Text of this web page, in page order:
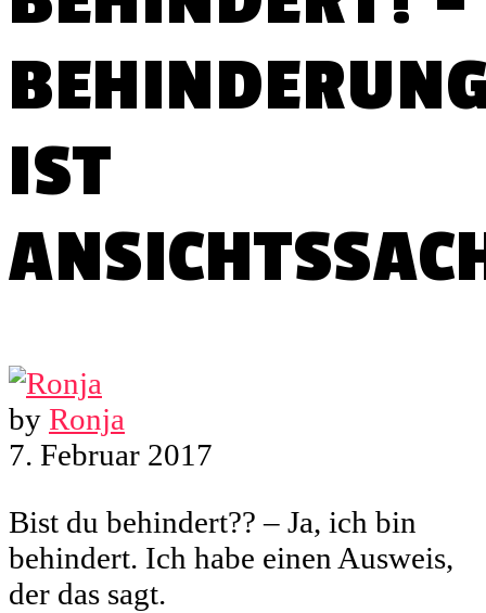
IST
by Ronja
7. Februar 2017
Bist du behindert?? – Ja, ich bin
behindert. Ich habe einen Ausweis,
der das sagt.